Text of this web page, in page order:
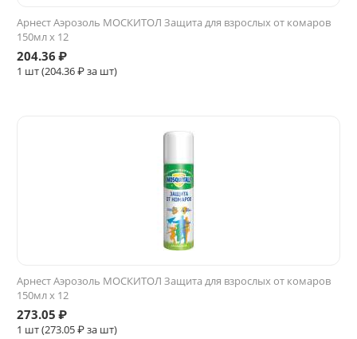
Арнест Аэрозоль МОСКИТОЛ Защита для взрослых от комаров
150мл х 12
204.36 ₽
1 шт (204.36₽ за шт)
Арнест Аэрозоль МОСКИТОЛ Защита для взрослых от комаров
150мл х 12
273.05 ₽
1 шт (273.05₽ за шт)